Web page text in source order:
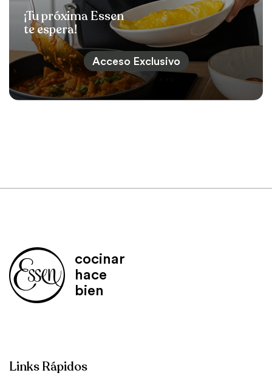
¡Tu próxima Essen
te espera!
Acceso Exclusivo
cocinar
hace
bien
Links Rápidos